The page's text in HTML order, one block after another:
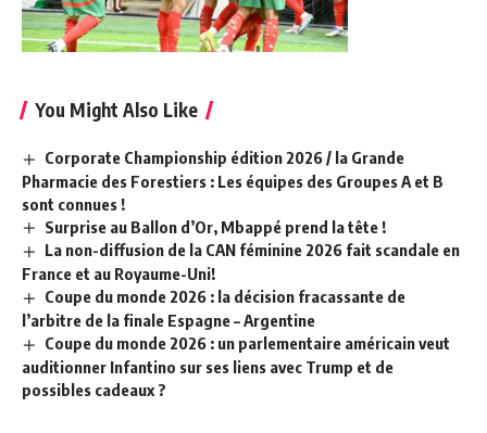
You Might Also Like
Corporate Championship édition 2026 / la Grande
Pharmacie des Forestiers : Les équipes des Groupes A et B
sont connues !
Surprise au Ballon d’Or, Mbappé prend la tête !
La non-diffusion de la CAN féminine 2026 fait scandale en
France et au Royaume-Uni!
Coupe du monde 2026 : la décision fracassante de
l’arbitre de la finale Espagne – Argentine
Coupe du monde 2026 : un parlementaire américain veut
auditionner Infantino sur ses liens avec Trump et de
possibles cadeaux ?